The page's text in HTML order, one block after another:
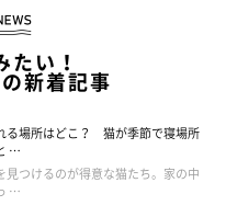
上げる猫のデザイン。無防
わいくてしかたありません♡
ワイトとブラックのカラー
たい！
新着記事
る場所はどこ？ 猫が季節で寝場所
…
見つけるのが得意な猫たち。家の中
…